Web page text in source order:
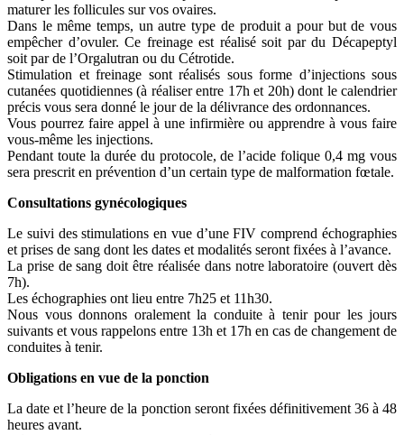
maturer les follicules sur vos ovaires.
Dans le même temps, un autre type de produit a pour but de vous
empêcher d’ovuler. Ce freinage est réalisé soit par du Décapeptyl
soit par de l’Orgalutran ou du Cétrotide.
Stimulation et freinage sont réalisés sous forme d’injections sous
cutanées quotidiennes (à réaliser entre 17h et 20h) dont le calendrier
précis vous sera donné le jour de la délivrance des ordonnances.
Vous pourrez faire appel à une infirmière ou apprendre à vous faire
vous-même les injections.
Pendant toute la durée du protocole, de l’acide folique 0,4 mg vous
sera prescrit en prévention d’un certain type de malformation fœtale.
Consultations gynécologiques
Le suivi des stimulations en vue d’une FIV comprend échographies
et prises de sang dont les dates et modalités seront fixées à l’avance.
La prise de sang doit être réalisée dans notre laboratoire (ouvert dès
7h).
Les échographies ont lieu entre 7h25 et 11h30.
Nous vous donnons oralement la conduite à tenir pour les jours
suivants et vous rappelons entre 13h et 17h en cas de changement de
conduites à tenir.
Obligations en vue de la ponction
La date et l’heure de la ponction seront fixées définitivement 36 à 48
heures avant.